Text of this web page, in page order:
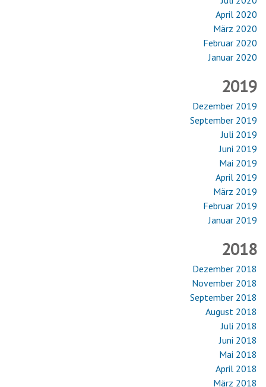
April 2020
März 2020
Februar 2020
Januar 2020
2019
Dezember 2019
September 2019
Juli 2019
Juni 2019
Mai 2019
April 2019
März 2019
Februar 2019
Januar 2019
2018
Dezember 2018
November 2018
September 2018
August 2018
Juli 2018
Juni 2018
Mai 2018
April 2018
März 2018